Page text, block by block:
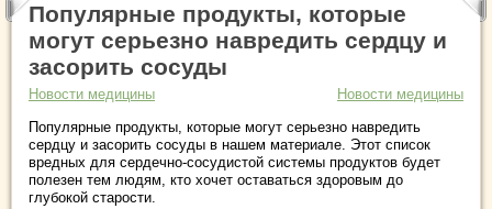
Популярные продукты, которые
могут серьезно навредить сердцу и
засорить сосуды
Новости медицины
Новости медицины
Популярные продукты, которые могут серьезно навредить
сердцу и засорить сосуды в нашем материале. Этот список
вредных для сердечно-сосудистой системы продуктов будет
полезен тем людям, кто хочет оставаться здоровым до
глубокой старости.